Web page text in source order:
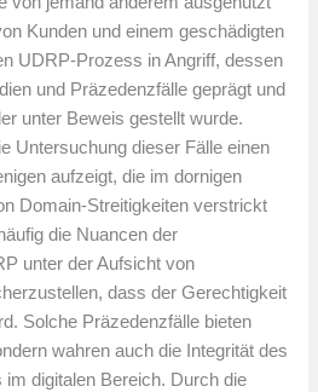
Kunden und einem geschädigten
UDRP-Prozess in Angriff, dessen
und Präzedenzfälle geprägt und
unter Beweis gestellt wurde.
Untersuchung dieser Fälle einen
aufzeigt, die im dornigen
Domain-Streitigkeiten verstrickt
die Nuancen der
unter der Aufsicht von
dass der Gerechtigkeit
Solche Präzedenzfälle bieten
wahren auch die Integrität des
digitalen Bereich. Durch die